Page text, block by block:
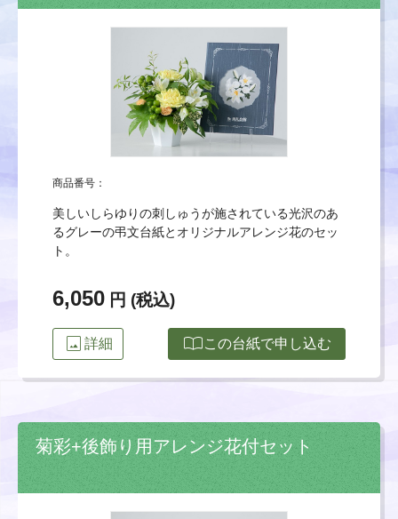
商品番号：
美しいしらゆりの刺しゅうが施されている光沢のあ
るグレーの弔文台紙とオリジナルアレンジ花のセッ
ト。
6,050 円 (税込)
image 詳細 import_contactsこの台紙で申し込む
菊彩+後飾り用アレンジ花付セット